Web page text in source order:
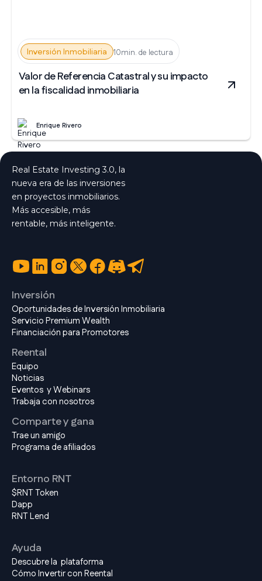
Inversión Inmobiliaria 10min. de lectura
Valor de Referencia Catastral y su impacto
en la fiscalidad inmobiliaria
Enrique Rivero
Real Estate Investing 3.0, la
nueva era de las inversiones
en proyectos inmobiliarios.
Más accesible, más
rentable, más inteligente.
Inversión
Oportunidades de Inversión Inmobiliaria
Servicio Premium Wealth
Financiación para Promotores
Reental
Equipo
Noticias
Eventos y Webinars
Trabaja con nosotros
Comparte y gana
Trae un amigo
Programa de afiliados
Entorno RNT
$RNT Token
Dapp
RNT Lend
Ayuda
Descubre la plataforma
Cómo Invertir con Reental